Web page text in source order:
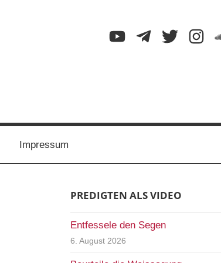
YouTubeTelegramTwitter
Impressum
PREDIGTEN ALS VIDEO
Entfessele den Segen
6. August 2026